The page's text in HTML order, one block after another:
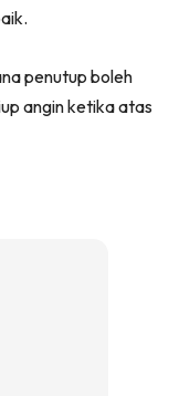
penutup boleh
angin ketika atas